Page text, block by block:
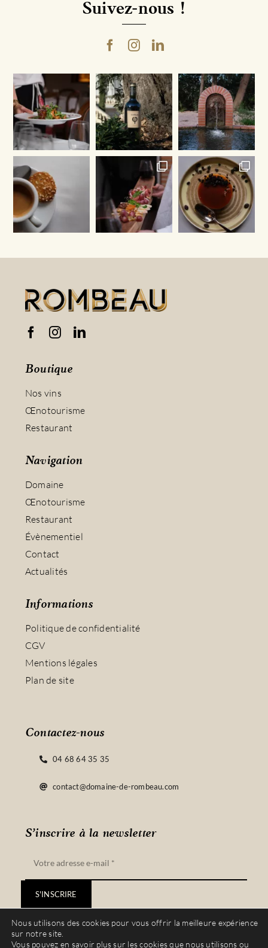
Suivez-nous !
Boutique
Nos vins
Œnotourisme
Restaurant
Navigation
Domaine
Œnotourisme
Restaurant
Évènementiel
Contact
Actualités
Informations
Politique de confidentialité
CGV
Mentions légales
Plan de site
S’inscrire à la newsletter
S'INSCRIRE
Contactez-nous
04 68 64 35 35
contact@domaine-de-rombeau.com
Nous utilisons des cookies pour vous offrir la meilleure expérience
sur notre site.
Vous pouvez en savoir plus sur les cookies que nous utilisons ou